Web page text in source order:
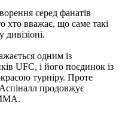
серед фанатів
хто вважає, що саме такі
одним із
UFC, і його поєдинок із
турніру. Проте
продовжує
ММА.